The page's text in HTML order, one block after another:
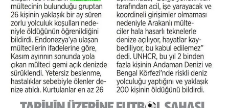
Gümüşhane Müftülüğü
Hakkari Müftülüğü
Hatay Müftülüğü
Iğdır Müftülüğü